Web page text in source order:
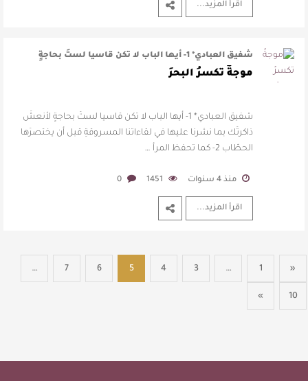
اقرأ المزيد...
شفيق العبادي* 1- أيها الباب لا تكن قاسيا لستَ بحاجةٍ
لأنعشَ ذاكرتَك بما نشرنا عل …
موجةٌ تكسرُ البحرَ
شفيق العبادي* 1- أيها الباب لا تكن قاسيا لستَ بحاجةٍ لأنعشَ
ذاكرتَك بما نشرنا عليها في لقاءاتنا المسروقةِ قبل أن يختصرَها
الحطّاب 2- كما تحفظ المرأ …
منذ 4 سنوات 1451
0
اقرأ المزيد...
«
1
…
3
4
5
6
7
…
10
»